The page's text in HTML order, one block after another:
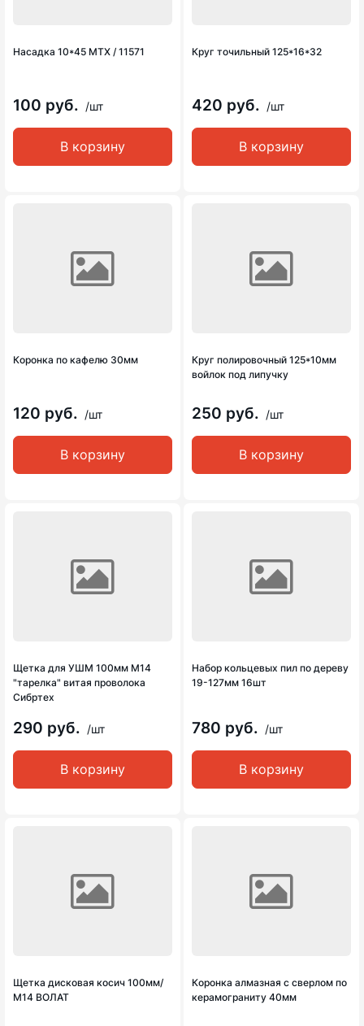
Насадка 10*45 MTX / 11571
100 руб. /шт
В корзину
Круг точильный 125*16*32
420 руб. /шт
В корзину
Коронка по кафелю 30мм
120 руб. /шт
В корзину
Круг полировочный 125*10мм
войлок под липучку
250 руб. /шт
В корзину
Щетка для УШМ 100мм М14
"тарелка" витая проволока
Сибртех
290 руб. /шт
В корзину
Набор кольцевых пил по дереву
19-127мм 16шт
780 руб. /шт
В корзину
Щетка дисковая косич 100мм/
М14 ВОЛАТ
Коронка алмазная с сверлом по
керамограниту 40мм